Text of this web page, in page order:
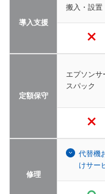
導入支援
搬入・設置
定額保守
エプソンサ
スパック
修理
代替機
けサー